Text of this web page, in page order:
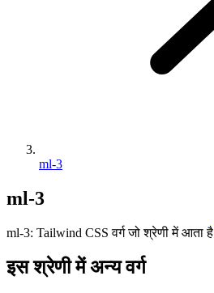
ml-3
ml-3
ml-3: Tailwind CSS वर्ग जो श्रेणी में आता है
इस श्रेणी में अन्य वर्ग